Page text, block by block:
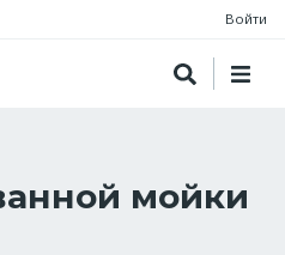
Войти
мойки